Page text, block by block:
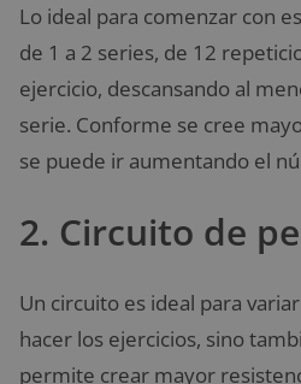
Lo ideal para comenzar con
de 1 a 2 series, de 12
ejercicio, descansando al
serie. Conforme se cree
se puede ir aumentando el
2. Circuito de
Un circuito es ideal para
hacer los ejercicios, sino
permite crear mayor